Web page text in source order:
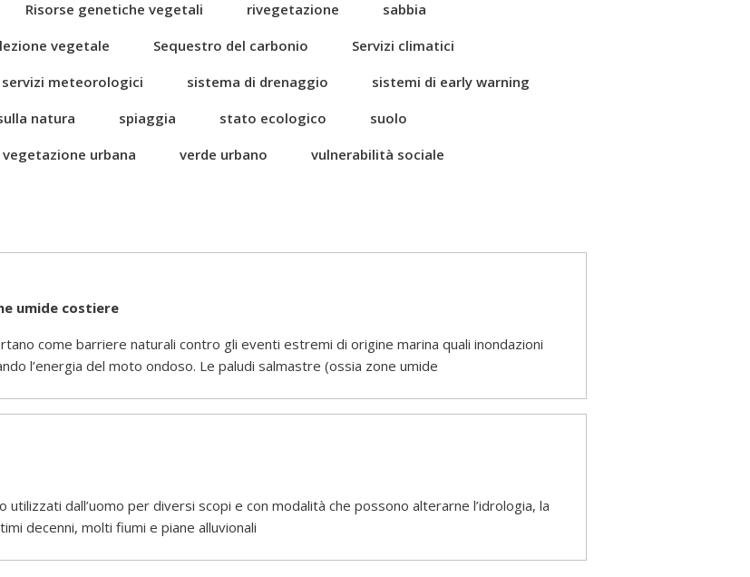
Risorse genetiche vegetali rivegetazione
sabbia
vegetale Sequestro del carbonio
Servizi climatici
servizi meteorologici sistema di drenaggio
sistemi di early warning
natura spiaggia stato ecologico
suolo
vegetazione urbana verde urbano
vulnerabilità sociale
umide costiere
come barriere naturali contro gli eventi estremi di origine marina quali inondazioni
l’energia del moto ondoso. Le paludi salmastre (ossia zone umide
utilizzati dall’uomo per diversi scopi e con modalità che possono alterarne l’idrologia, la
decenni, molti fiumi e piane alluvionali